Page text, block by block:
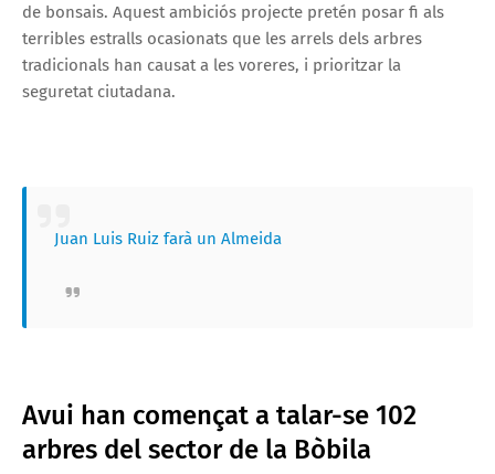
de bonsais. Aquest ambiciós projecte pretén posar fi als
terribles estralls ocasionats que les arrels dels arbres
tradicionals han causat a les voreres, i prioritzar la
seguretat ciutadana.
Juan Luis Ruiz farà un Almeida
Avui han començat a talar-se 102
arbres del sector de la Bòbila